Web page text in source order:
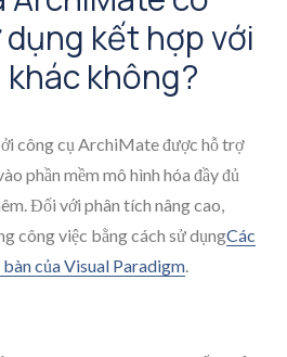
kết hợp với
không?
công cụ ArchiMate được hỗ trợ
phần mềm mô hình hóa đầy đủ
Đối với phân tích nâng cao,
công việc bằng cách sử dụngCác
của Visual Paradigm.